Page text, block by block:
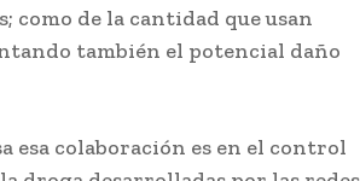
como de la cantidad que usan
también el potencial daño
esa colaboración es en el control